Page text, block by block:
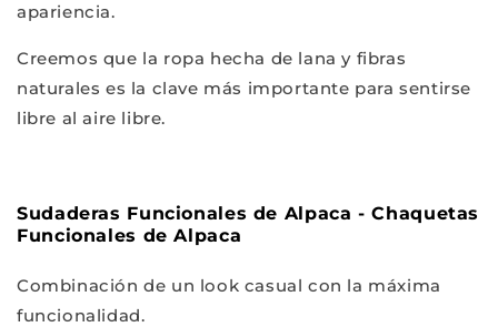
apariencia.
Creemos que la ropa hecha de lana y fibras
naturales es la clave más importante para sentirse
libre al aire libre.
Sudaderas Funcionales de Alpaca - Chaquetas
Funcionales de Alpaca
Combinación de un look casual con la máxima
funcionalidad.